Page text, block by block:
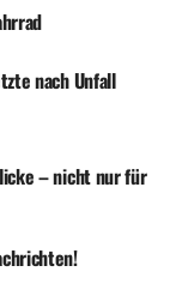
nach Unfall
– nicht nur für